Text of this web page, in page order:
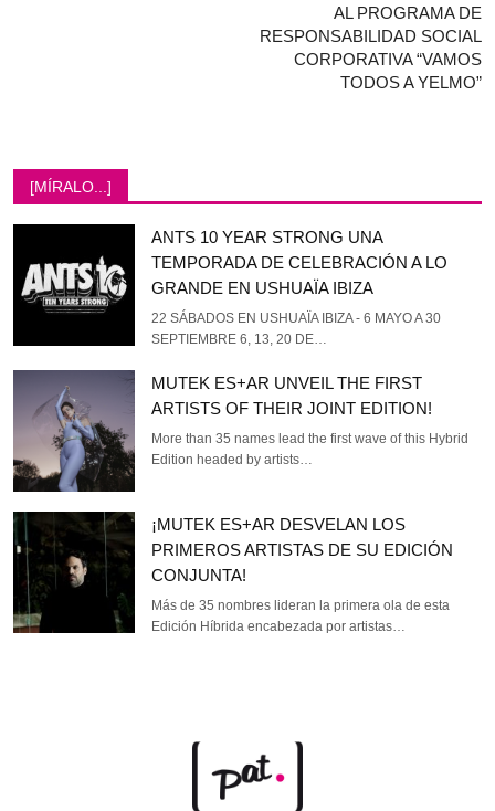
AL PROGRAMA DE
RESPONSABILIDAD SOCIAL
CORPORATIVA “VAMOS
TODOS A YELMO”
[MÍRALO...]
ANTS 10 YEAR STRONG UNA
TEMPORADA DE CELEBRACIÓN A LO
GRANDE EN USHUAÏA IBIZA
22 SÁBADOS EN USHUAÏA IBIZA - 6 MAYO A 30
SEPTIEMBRE 6, 13, 20 DE…
MUTEK ES+AR UNVEIL THE FIRST
ARTISTS OF THEIR JOINT EDITION!
More than 35 names lead the first wave of this Hybrid
Edition headed by artists…
¡MUTEK ES+AR DESVELAN LOS
PRIMEROS ARTISTAS DE SU EDICIÓN
CONJUNTA!
Más de 35 nombres lideran la primera ola de esta
Edición Híbrida encabezada por artistas…